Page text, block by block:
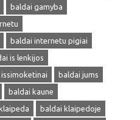
baldai gamyba
baldai internetu pigiai
is lenkijos
issimoketinai
baldai jums
baldai kaune
baldai klaipedoje